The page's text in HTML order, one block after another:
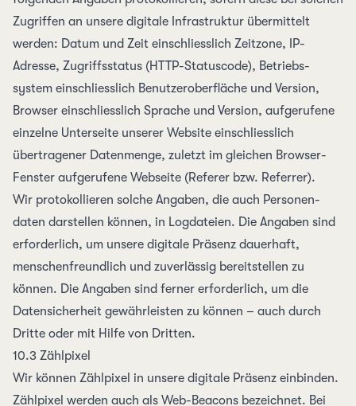
Zugriffen an unsere digitale Infrastruktur übermittelt
werden: Datum und Zeit einschliesslich Zeitzone,
IP-
Adresse, Zugriffs­status (HTTP-Statuscode), Betriebs­
system einschliesslich Benutzer­oberfläche und Version,
Browser einschliesslich Sprache und Version, aufgerufene
einzelne Unterseite unserer Website einschliesslich
übertragener Daten­menge, zuletzt im gleichen Browser-
Fenster aufgerufene Webseite (Referer bzw. Referrer).
Wir protokollieren solche Angaben, die auch Personen­
daten darstellen können, in Log­dateien. Die Angaben sind
erforderlich, um unsere digitale Präsenz dauerhaft,
menschen­freundlich und zuverlässig bereit­stellen zu
können. Die Angaben sind ferner erforderlich, um die
Daten­sicher­heit gewähr­leisten zu können – auch durch
Dritte oder mit Hilfe von Dritten.
10.3 Zählpixel
Wir können Zählpixel in unsere digitale Präsenz einbinden.
Zählpixel werden auch als Web-Beacons bezeichnet. Bei